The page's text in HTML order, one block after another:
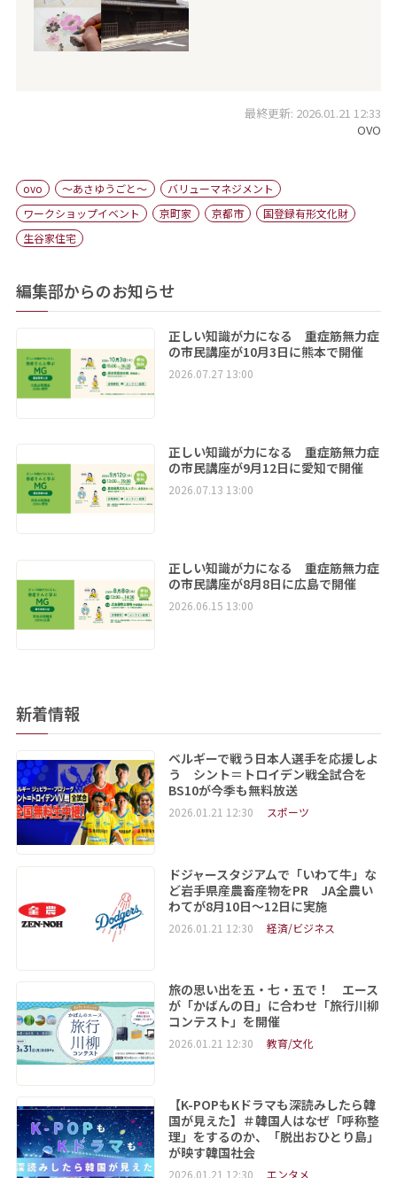
最終更新: 2026.01.21 12:33
OVO
ovo 〜あさゆうごと〜
バリューマネジメント
ワークショップイベント
京町家 京都市
国登録有形文化財
生谷家住宅
編集部からのお知らせ
正しい知識が力になる 重症筋無力症
の市民講座が10月3日に熊本で開催
2026.07.27 13:00
正しい知識が力になる 重症筋無力症
の市民講座が9月12日に愛知で開催
2026.07.13 13:00
正しい知識が力になる 重症筋無力症
の市民講座が8月8日に広島で開催
2026.06.15 13:00
新着情報
ベルギーで戦う日本人選手を応援しよ
う シント＝トロイデン戦全試合を
BS10が今季も無料放送
2026.01.21 12:30 スポーツ
ドジャースタジアムで「いわて牛」な
ど岩手県産農畜産物をPR JA全農い
わてが8月10日～12日に実施
2026.01.21 12:30 経済/ビジネス
旅の思い出を五・七・五で！ エース
が「かばんの日」に合わせ「旅行川柳
コンテスト」を開催
2026.01.21 12:30 教育/文化
【K-POPもKドラマも深読みしたら韓
国が見えた】＃韓国人はなぜ「呼称整
理」をするのか、「脱出おひとり島」
が映す韓国社会
2026.01.21 12:30 エンタメ